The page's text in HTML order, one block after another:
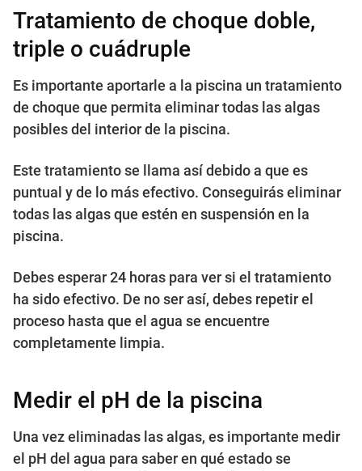
Tratamiento de choque doble,
triple o cuádruple
Es importante aportarle a la piscina un tratamiento
de choque que permita eliminar todas las algas
posibles del interior de la piscina.
Este tratamiento se llama así debido a que es
puntual y de lo más efectivo. Conseguirás eliminar
todas las algas que estén en suspensión en la
piscina.
Debes esperar 24 horas para ver si el tratamiento
ha sido efectivo. De no ser así, debes repetir el
proceso hasta que el agua se encuentre
completamente limpia.
Medir el pH de la piscina
Una vez eliminadas las algas, es importante medir
el pH del agua para saber en qué estado se